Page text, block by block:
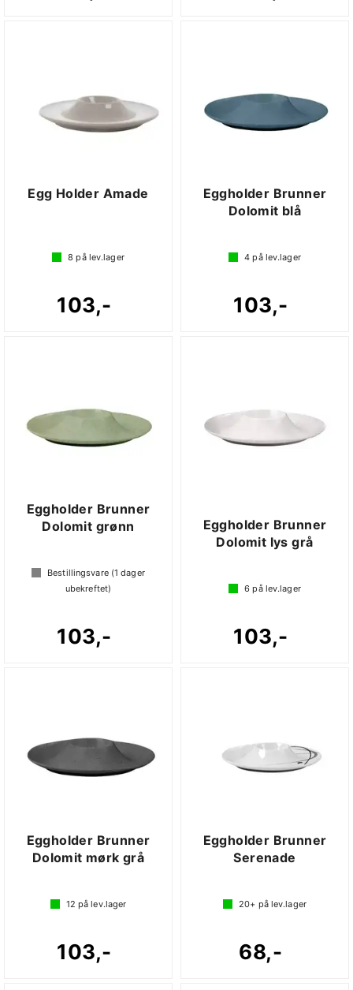
Egg Holder Amade
8 på lev.lager
103,-
Eggholder Brunner
Dolomit blå
4 på lev.lager
103,-
Eggholder Brunner
Dolomit grønn
Bestillingsvare (1 dager
ubekreftet)
103,-
Eggholder Brunner
Dolomit lys grå
6 på lev.lager
103,-
Eggholder Brunner
Dolomit mørk grå
12 på lev.lager
103,-
Eggholder Brunner
Serenade
20+ på lev.lager
68,-